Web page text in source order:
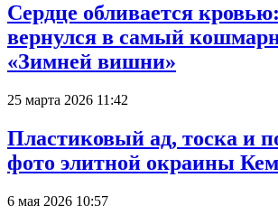
Сердце обливается
вернулся в самый
«Зимней вишни»
25 марта 2026 11:42
Пластиковый ад, тоска и
фото элитной окраины
6 мая 2026 10:57